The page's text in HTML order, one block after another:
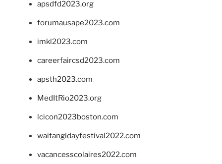
apsdfd2023.org
forumausape2023.com
imkl2023.com
careerfaircsd2023.com
apsth2023.com
MedItRio2023.org
lcicon2023boston.com
waitangidayfestival2022.com
vacancesscolaires2022.com